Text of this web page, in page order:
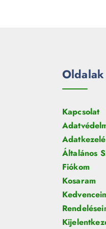
Oldalak
Kapcsolat
Általános
Fiókom
Kosaram